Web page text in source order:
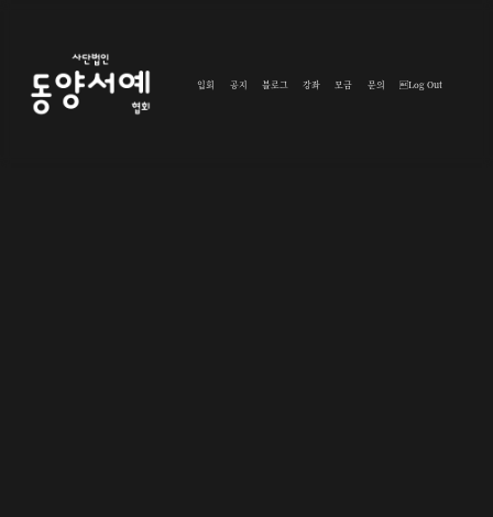
입회 공지 블로그 강좌 모금 문의 Log Out